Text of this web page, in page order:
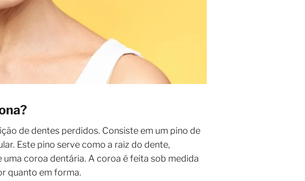
de dentes perdidos. Consiste em um pino de
Este pino serve como a raiz do dente,
coroa dentária. A coroa é feita sob medida
quanto em forma.